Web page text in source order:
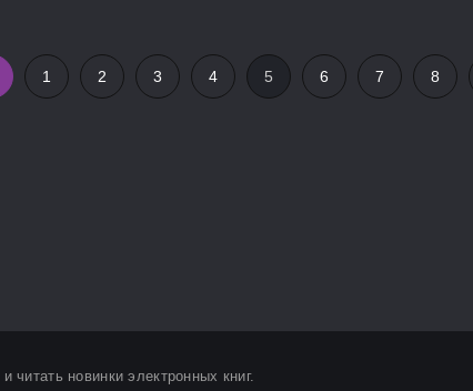
1 2 3 4 5 6 7 8
и читать новинки электронных книг.